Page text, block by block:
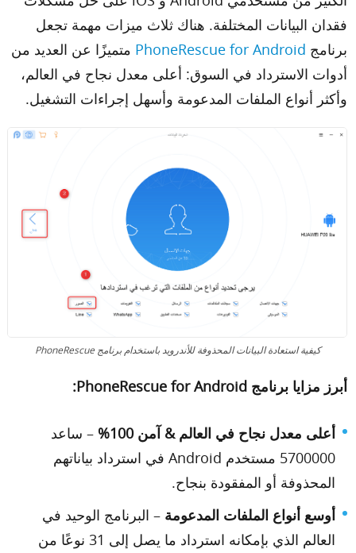
فقدان البيانات المختلفة. هناك ثلاث ميزات مهمة تجعل
برنامج PhoneRescue for Android متميزًا عن العديد من
أدوات الاسترداد في السوق: أعلى معدل نجاح في العالم،
وأكثر أنواع الملفات المدعومة وأسهل إجراءات التشغيل.
كيفية استعادة البيانات المحذوفة للأندرويد باستخدام برنامج PhoneRescue
أبرز مزايا برنامج PhoneRescue for Android:
أعلى معدل نجاح في العالم & آمن 100%
– ساعد
5700000 مستخدم Android في استرداد بياناتهم
المحذوفة أو المفقودة بنجاح.
أوسع أنواع الملفات المدعومة – البرنامج الوحيد في
العالم الذي بإمكانه استرداد ما يصل إلى 31 نوعًا من